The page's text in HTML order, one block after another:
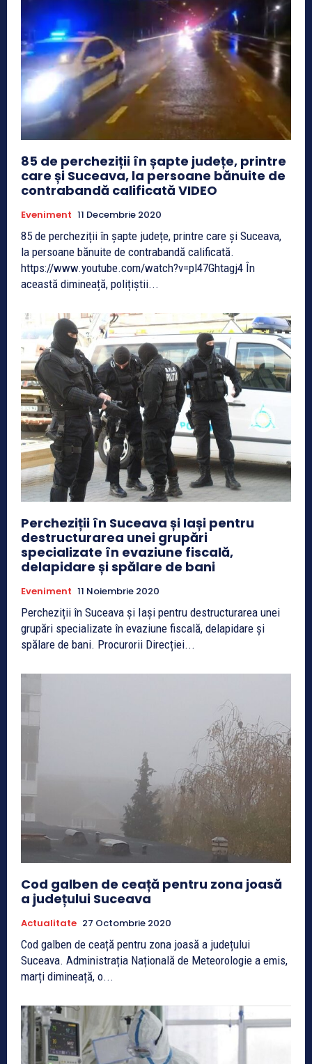
85 de percheziții în șapte județe, printre
care și Suceava, la persoane bănuite de
contrabandă calificată VIDEO
Eveniment 11 Decembrie 2020
85 de percheziții în șapte județe, printre care și Suceava,
la persoane bănuite de contrabandă calificată.
https://www.youtube.com/watch?v=pl47Ghtagj4 În
această dimineață, polițiștii...
Percheziții în Suceava și Iași pentru
destructurarea unei grupări
specializate în evaziune fiscală,
delapidare și spălare de bani
Eveniment 11 Noiembrie 2020
Percheziții în Suceava și Iași pentru destructurarea unei
grupări specializate în evaziune fiscală, delapidare și
spălare de bani. Procurorii Direcției...
Cod galben de ceață pentru zona joasă
a județului Suceava
Actualitate 27 Octombrie 2020
Cod galben de ceață pentru zona joasă a județului
Suceava. Administrația Națională de Meteorologie a emis,
marți dimineață, o...